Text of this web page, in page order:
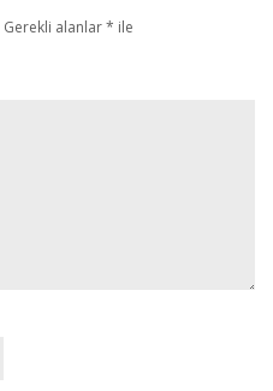
Gerekli alanlar* ile